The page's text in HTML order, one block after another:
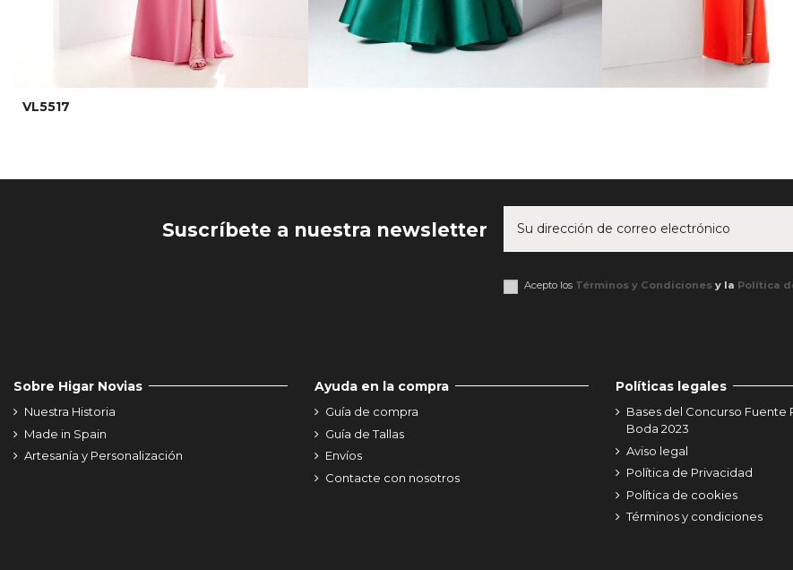
VL5517
Suscríbete a nuestra newsletter
Acepto los Términos y Condiciones y la Política
Sobre Higar Novias
Nuestra Historia
Made in Spain
Artesanía y Personalización
Ayuda en la compra
Guía de compra
Guía de Tallas
Envíos
Contacte con nosotros
Políticas legales
Bases del Concurso Fuente
Boda 2023
Aviso legal
Política de Privacidad
Política de cookies
Términos y condiciones